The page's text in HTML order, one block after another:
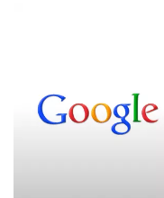
streaming